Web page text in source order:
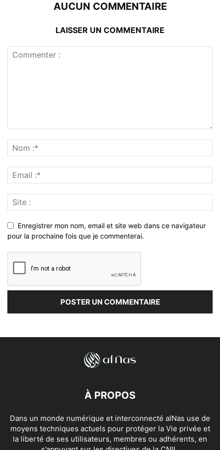
AUCUN COMMENTAIRE
LAISSER UN COMMENTAIRE
Enregistrer mon nom, email et site web dans ce navigateur
pour la prochaine fois que je commenterai.
À PROPOS
Dans un monde numérique et interconnecté alNas use de
moyens techniques actuels pour protéger la Vie privée et
la liberté de ses utilisateurs, membres ou adhérents, en